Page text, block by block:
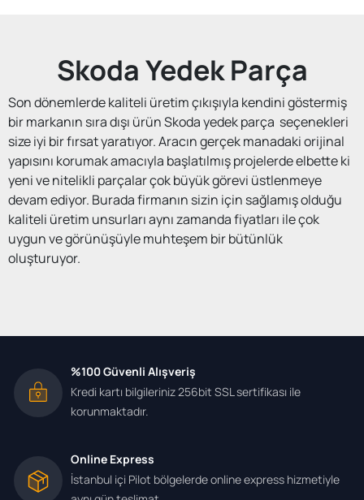
Skoda Yedek Parça
Son dönemlerde kaliteli üretim çıkışıyla kendini göstermiş
bir markanın sıra dışı ürün Skoda yedek parça seçenekleri
size iyi bir fırsat yaratıyor. Aracın gerçek manadaki orijinal
yapısını korumak amacıyla başlatılmış projelerde elbette ki
yeni ve nitelikli parçalar çok büyük görevi üstlenmeye
devam ediyor. Burada firmanın sizin için sağlamış olduğu
kaliteli üretim unsurları aynı zamanda fiyatları ile çok
uygun ve görünüşüyle muhteşem bir bütünlük
oluşturuyor.
Skoda yedek parça seçenekleri kabiliyet yüksek bir
üretimin sonucudur ve size çok önemli avantajlar
sağlamaya hazırdır. Trafikte güvenli yolculuk aynı zamanda
çare olarak karşımıza çıkıyor. Büyük bir dikkatle ve çok
özverili çalışma ile oluşturulmuş yepyeni modeller,
%100 Güvenli Alışveriş
Kredi kartı bilgileriniz 256bit SSL sertifikası ile
korunmaktadır.
Online Express
İstanbul içi Pilot bölgelerde online express hizmetiyle